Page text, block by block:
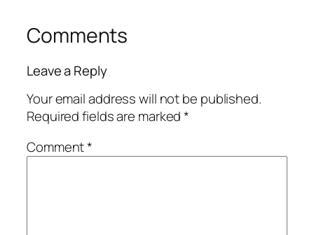
Comments
Leave a Reply
Your email address will not be published.
Required fields are marked*
Comment*